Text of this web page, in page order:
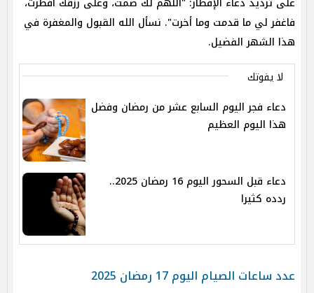
فاغفر لي ما قدمت وما أخرت". نسأل الله القبول والمغفرة في
هذا الشهر الفضيل.
لا يفوتك
دعاء فجر اليوم السابع عشر من رمضان وفضل
هذا اليوم العظيم
دعاء قبل السحور اليوم 16 رمضان 2025..
ردده كثيرا
عدد ساعات الصيام اليوم 17 رمضان 2025